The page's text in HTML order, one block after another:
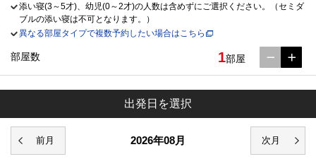
添い寝(3～5才)、幼児(0～2才)の人数は含めずにご選択ください。（セミダ
ブルの添い寝は不可となります。）
異なる部屋タイプで複数予約したい場合はこちら
部屋数 1部屋
出発日を選択
2026年08月